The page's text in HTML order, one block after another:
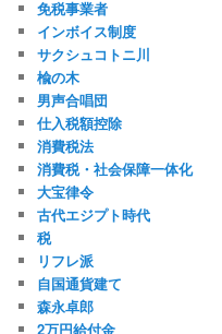
免税事業者
インボイス制度
サクシュコトニ川
楡の木
男声合唱団
仕入税額控除
消費税法
消費税・社会保障一体化
大宝律令
古代エジプト時代
税
リフレ派
自国通貨建て
森永卓郎
2万円給付金